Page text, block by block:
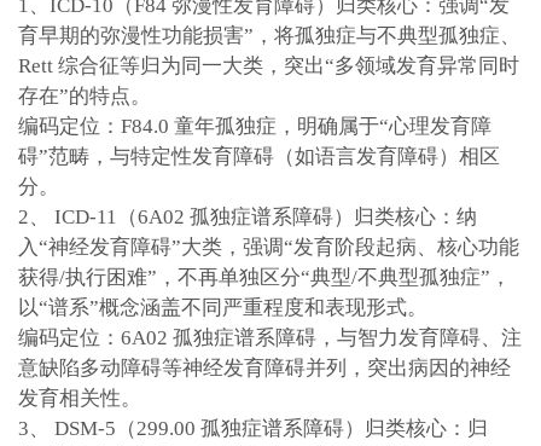
1、ICD-10（F84 弥漫性发育障碍）
归类核心：强调“发
育早期的弥漫性功能损害”，将孤独症与不典型孤独症、
Rett 综合征等归为同一大类，突出“多领域发育异常同时
存在”的特点。
编码定位：F84.0 童年孤独症，明确属于“心理发育障
碍”范畴，与特定性发育障碍（如语言发育障碍）相区
分。
2、 ICD-11（6A02 孤独症谱系障碍）
归类核心：纳
入“神经发育障碍”大类，强调“发育阶段起病、核心功能
获得/执行困难”，不再单独区分“典型/不典型孤独症”，
以“谱系”概念涵盖不同严重程度和表现形式。
编码定位：6A02 孤独症谱系障碍，与智力发育障碍、注
意缺陷多动障碍等神经发育障碍并列，突出病因的神经
发育相关性。
3、 DSM-5（299.00 孤独症谱系障碍）
归类核心：归